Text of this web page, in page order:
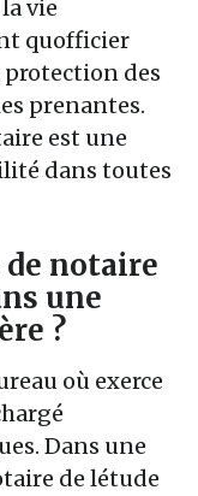
vie
quofficier
protection des
prenantes.
est une
dans toutes
de notaire
une
?
où exerce
Dans une
de létude